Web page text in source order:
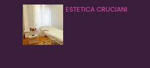
ESTETICA CRUCIANI